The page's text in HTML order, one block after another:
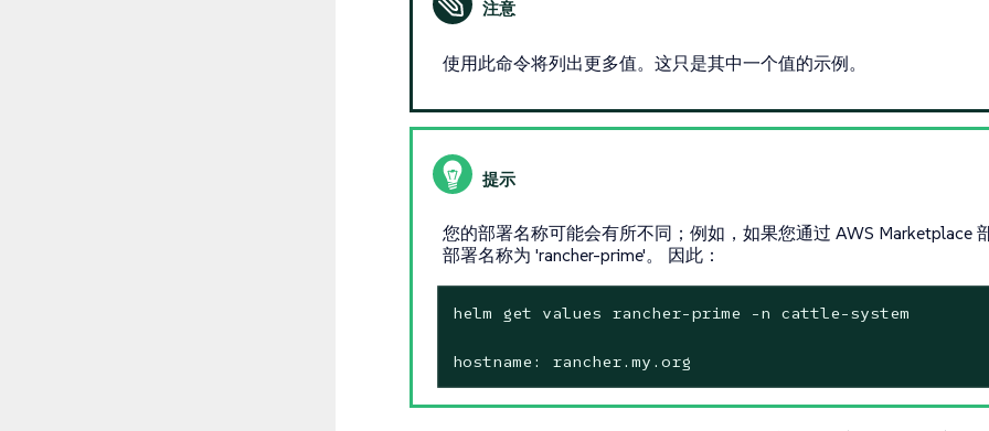
使用此命令将列出更多值。这只是其中一个值的示例。
您的部署名称可能会有所不同；例如，如果您通过 AWS Marketplace
部署名称为 'rancher-prime'。 因此：
helm get values rancher-prime -n cattle-system
hostname: rancher.my.org